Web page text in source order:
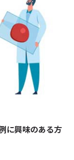
に興味のある方